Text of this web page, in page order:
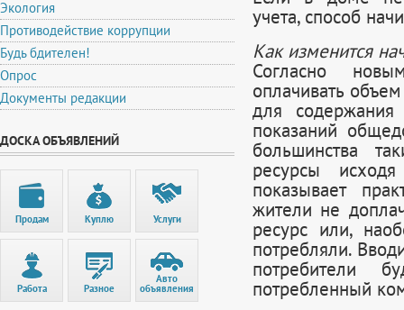
Экология
Противодействие коррупции
Будь бдителен!
Опрос
Документы редакции
ДОСКА ОБЪЯВЛЕНИЙ
Продам Куплю Услуги
Работа Разное
Авто
объявления
учета, способ
Как изменится
Согласно
оплачивать
для
показаний
большинства
ресурсы
показывает
жители не
ресурс или,
потребляли.
потребители
потребленный